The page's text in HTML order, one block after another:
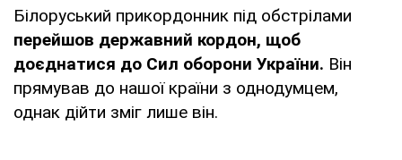
Білоруський прикордонник під обстрілами
перейшов державний кордон, щоб
доєднатися до Сил оборони України. Він
прямував до нашої країни з однодумцем,
однак дійти зміг лише він.